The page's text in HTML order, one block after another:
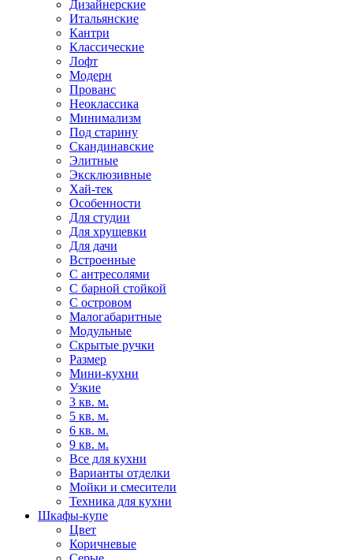
Дизайнерские
Итальянские
Кантри
Классические
Лофт
Модерн
Прованс
Неоклассика
Минимализм
Под старину
Скандинавские
Элитные
Эксклюзивные
Хай-тек
Особенности
Для студии
Для хрущевки
Для дачи
Встроенные
С антресолями
С барной стойкой
С островом
Малогабаритные
Модульные
Скрытые ручки
Размер
Мини-кухни
Узкие
3 кв. м.
5 кв. м.
6 кв. м.
9 кв. м.
Все для кухни
Варианты отделки
Мойки и смесители
Техника для кухни
Шкафы-купе
Цвет
Коричневые